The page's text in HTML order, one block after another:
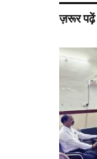
ज़रूर पढ़ें